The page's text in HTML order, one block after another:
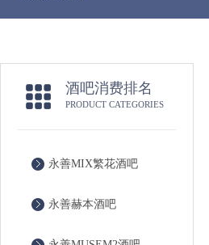
酒吧消费排名
PRODUCT CATEGORIES
永善MIX繁花酒吧
永善赫本酒吧